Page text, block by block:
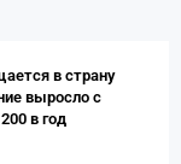
в страну
выросло с
в год